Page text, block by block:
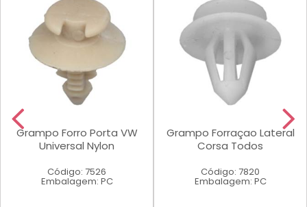
Grampo Forro Porta VW
Universal Nylon
Código: 7526
Embalagem: PC
Grampo Forraçao Lateral
Corsa Todos
Código: 7820
Embalagem: PC